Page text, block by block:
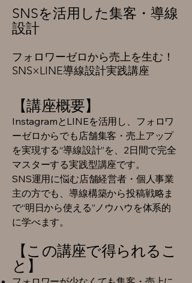
SNSを活用した集客・導線
設計
フォロワーゼロから売上を生む！
SNS×LINE導線設計実践講座
【講座概要】
InstagramとLINEを活用し、フォロワ
ーゼロからでも店舗集客・売上アップ
を実現する“導線設計”を、2日間で完全
マスターする実践型講座です。
SNS運用に悩む店舗経営者・個人事業
主の方でも、導線構築から投稿戦略ま
で“明日から使える”ノウハウを体系的
に学べます。
【この講座で得られるこ
と】